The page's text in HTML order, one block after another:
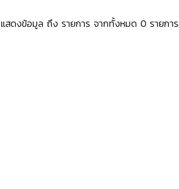
แสดงข้อมูล ถึง รายการ จากทั้งหมด 0 รายการ